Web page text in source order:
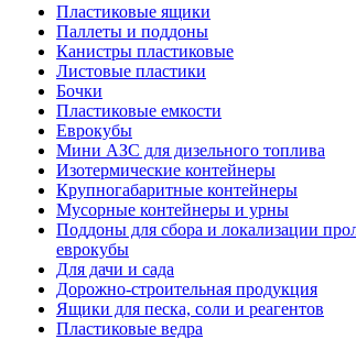
Пластиковые ящики
Паллеты и поддоны
Канистры пластиковые
Листовые пластики
Бочки
Пластиковые емкости
Еврокубы
Мини АЗС для дизельного топлива
Изотермические контейнеры
Крупногабаритные контейнеры
Мусорные контейнеры и урны
Поддоны для сбора и локализации
еврокубы
Для дачи и сада
Дорожно-строительная продукция
Ящики для песка, соли и реагентов
Пластиковые ведра